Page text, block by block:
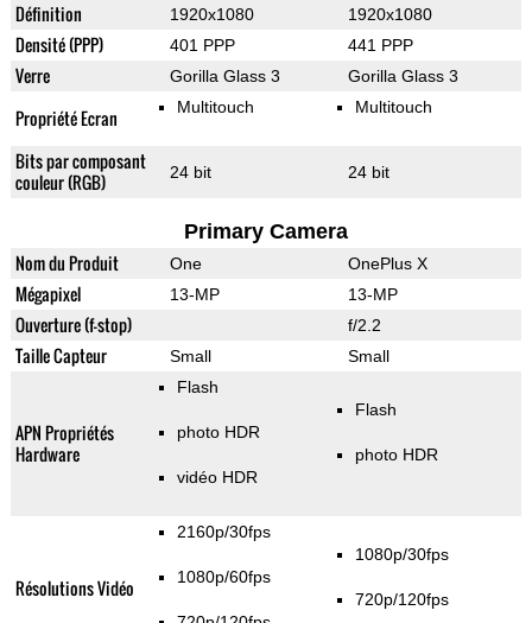
Définition 1920x1080 1920x1080
Densité (PPP) 401 PPP 441 PPP
Verre Gorilla Glass 3 Gorilla Glass 3
Propriété Ecran Multitouch Multitouch
Bits par composant
couleur (RGB)
24 bit 24 bit
Primary Camera
Nom du Produit One OnePlus X
Mégapixel 13-MP 13-MP
Ouverture (f-stop) f/2.2
Taille Capteur Small Small
APN Propriétés
Hardware
Flash
photo HDR
vidéo HDR
Flash
photo HDR
Résolutions Vidéo
2160p/30fps
1080p/60fps
1080p/30fps
720p/120fps